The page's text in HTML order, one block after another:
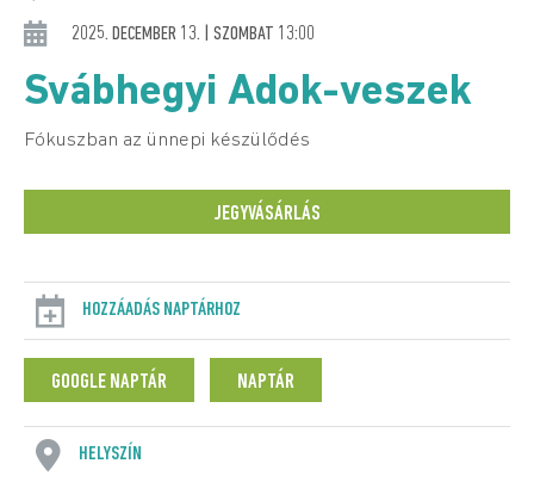
2025. DECEMBER 13. | SZOMBAT 13:00
Svábhegyi Adok-veszek
Fókuszban az ünnepi készülődés
JEGYVÁSÁRLÁS
HOZZÁADÁS NAPTÁRHOZ
GOOGLE NAPTÁR NAPTÁR
HELYSZÍN